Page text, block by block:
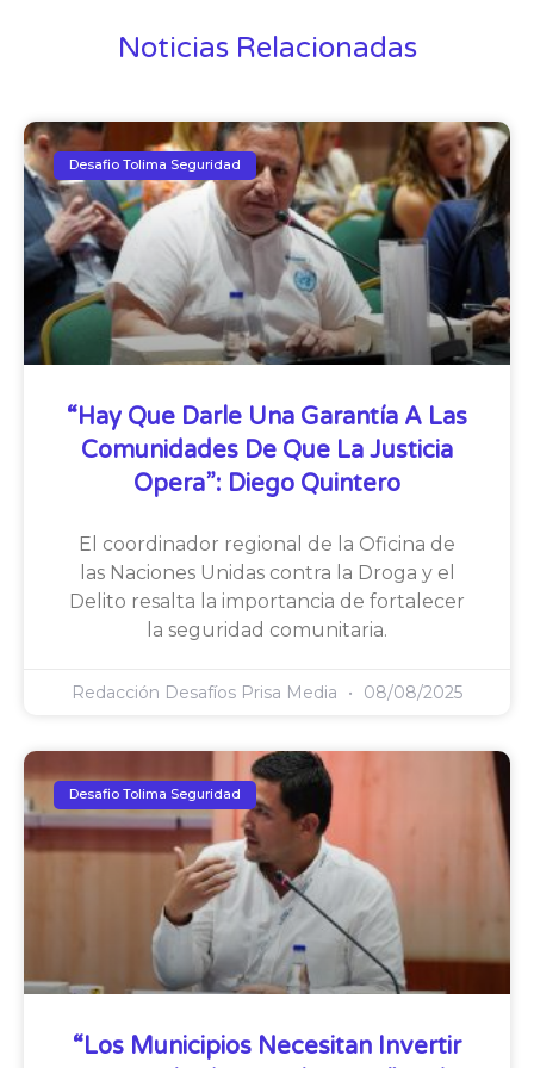
Noticias Relacionadas
Desafio Tolima Seguridad
“Hay Que Darle Una Garantía A Las
Comunidades De Que La Justicia
Opera”: Diego Quintero
El coordinador regional de la Oficina de
las Naciones Unidas contra la Droga y el
Delito resalta la importancia de fortalecer
la seguridad comunitaria.
Redacción Desafíos Prisa Media 08/08/2025
Desafio Tolima Seguridad
“Los Municipios Necesitan Invertir